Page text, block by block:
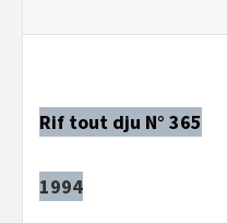
Rif tout dju N° 365
1994